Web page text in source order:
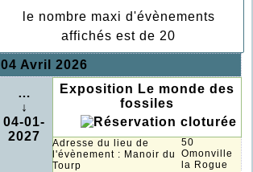
le nombre maxi d'évènements
affichés est de 20
04 Avril 2026
…
↓
04-01-
2027
Exposition Le monde des
fossiles
Adresse du lieu de
l'évènement : Manoir du
Tourp
50
Omonville
la Rogue